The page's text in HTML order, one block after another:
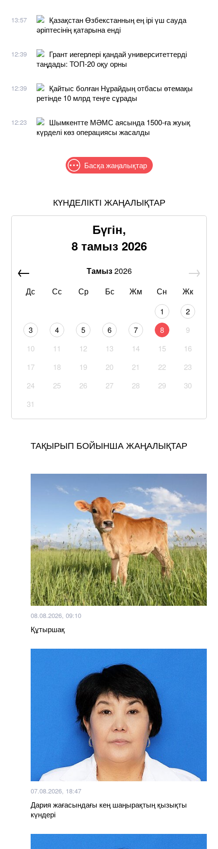
13:57
Қазақстан Өзбекстанның ең ірі үш сауда
әріптесінің қатарына енді
12:39
Грант иегерлері қандай университеттерді
таңдады: ТОП-20 оқу орны
12:39
Қайтыс болған Нұрайдың отбасы өтемақы
ретінде 10 млрд теңге сұрады
12:23
Шымкентте МӘМС аясында 1500-ға жуық
күрделі көз операциясы жасалды
Басқа жаңалықтар
КҮНДЕЛІКТІ ЖАҢАЛЫҚТАР
Бүгін,
8 тамыз 2026
Тамыз2026
Дс
Сс Ср Бс Жм Сн Жк
1
2
3
4 5 6 7 8
9
10
11 12 13 14 15
16
17
18 19 20 21 22
23
24
25 26 27 28 29
30
31
ТАҚЫРЫП БОЙЫНША ЖАҢАЛЫҚТАР
08.08.2026, 09:10
Құтыршақ
07.08.2026, 18:47
Дария жағасындағы кең шаңырақтың қызықты
күндері